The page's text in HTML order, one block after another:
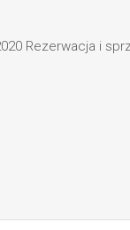
Rezerwacja i